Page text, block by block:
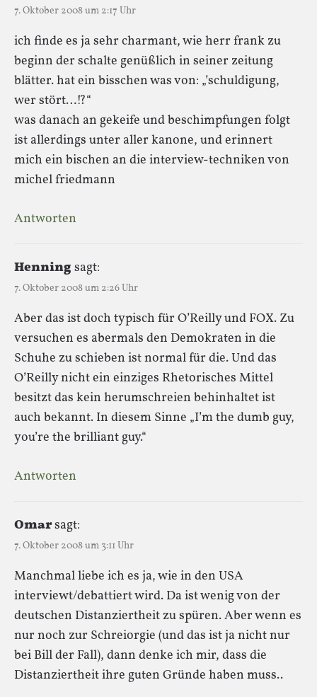
7. Oktober 2008 um 2:17 Uhr
ich finde es ja sehr charmant, wie herr frank zu
beginn der schalte genüßlich in seiner zeitung
blätter. hat ein bisschen was von: „’schuldigung,
wer stört…!?“
was danach an gekeife und beschimpfungen folgt
ist allerdings unter aller kanone, und erinnert
mich ein bischen an die interview-techniken von
michel friedmann
Antworten
Henningsagt:
7. Oktober 2008 um 2:26 Uhr
Aber das ist doch typisch für O’Reilly und FOX. Zu
versuchen es abermals den Demokraten in die
Schuhe zu schieben ist normal für die. Und das
O’Reilly nicht ein einziges Rhetorisches Mittel
besitzt das kein herumschreien behinhaltet ist
auch bekannt. In diesem Sinne „I’m the dumb guy,
you’re the brilliant guy.“
Antworten
Omarsagt:
7. Oktober 2008 um 3:11 Uhr
Manchmal liebe ich es ja, wie in den USA
interviewt/debattiert wird. Da ist wenig von der
deutschen Distanziertheit zu spüren. Aber wenn es
nur noch zur Schreiorgie (und das ist ja nicht nur
bei Bill der Fall), dann denke ich mir, dass die
Distanziertheit ihre guten Gründe haben muss..